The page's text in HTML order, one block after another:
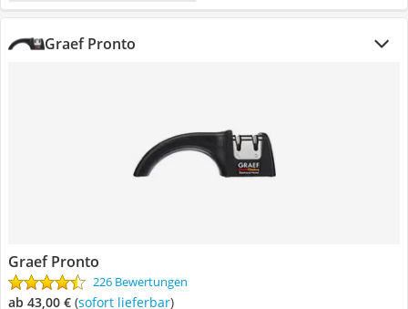
Graef Pronto
Graef Pronto
226 Bewertungen
ab 43,00 € ( Sofort lieferbar)